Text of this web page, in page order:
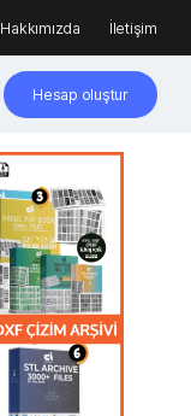
Hakkımızda İletişim
Hesap oluştur